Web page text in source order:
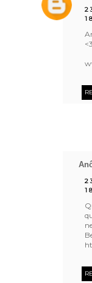
<3